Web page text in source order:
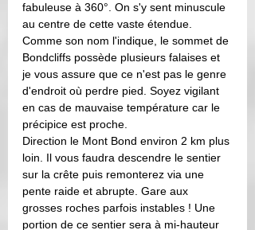
fabuleuse à 360°. On s'y sent minuscule
au centre de cette vaste étendue.
Comme son nom l'indique, le sommet de
Bondcliffs possède plusieurs falaises et
je vous assure que ce n'est pas le genre
d'endroit où perdre pied. Soyez vigilant
en cas de mauvaise température car le
précipice est proche.
Direction le Mont Bond environ 2 km plus
loin. Il vous faudra descendre le sentier
sur la crête puis remonterez via une
pente raide et abrupte. Gare aux
grosses roches parfois instables ! Une
portion de ce sentier sera à mi-hauteur